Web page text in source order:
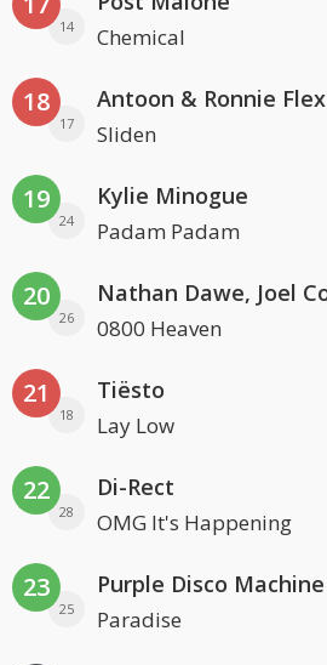
14 Chemical
18
17
Antoon & Ronnie Flex
Sliden
19
24
Kylie Minogue
Padam Padam
20
26 0800 Heaven
21
18
Tiësto
Lay Low
22
28
Di-Rect
OMG It's Happening
23
25 Paradise